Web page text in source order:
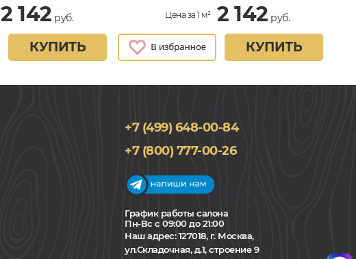
2 142 руб.
КУПИТЬ
Цена за 1 м² 2 142 руб.
КУПИТЬ
+7 (499) 648-00-84
+7 (800) 777-00-26
График работы салона
Пн-Вс с 09:00 до 21:00
Наш адрес:127018, г. Москва,
ул.Складочная, д.1, строение 9